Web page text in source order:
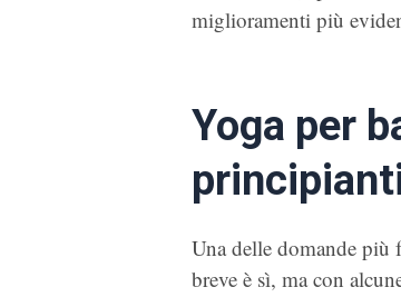
miglioramenti più
Yoga per
Una delle domande più
breve è sì, ma con